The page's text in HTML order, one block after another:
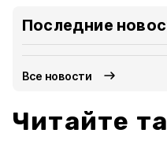
Последние
Все новости
Читайте